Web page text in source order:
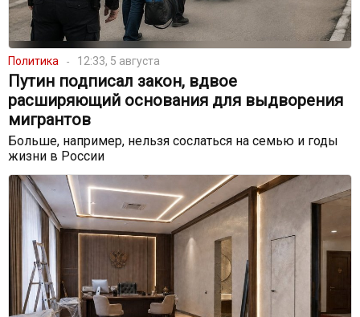
Политика 12:33, 5 августа
Путин подписал закон, вдвое
расширяющий основания для выдворения
мигрантов
Больше, например, нельзя сослаться на семью и годы
жизни в России